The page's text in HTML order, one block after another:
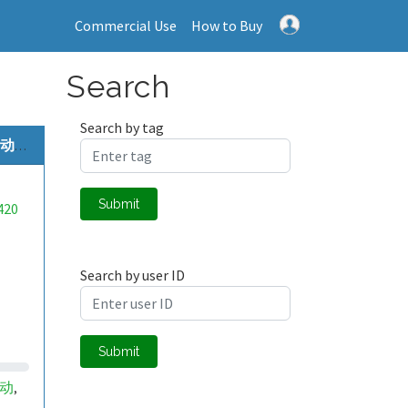
Commercial Use How to Buy
,
Search
Search by tag
Submit
Search by user ID
Submit